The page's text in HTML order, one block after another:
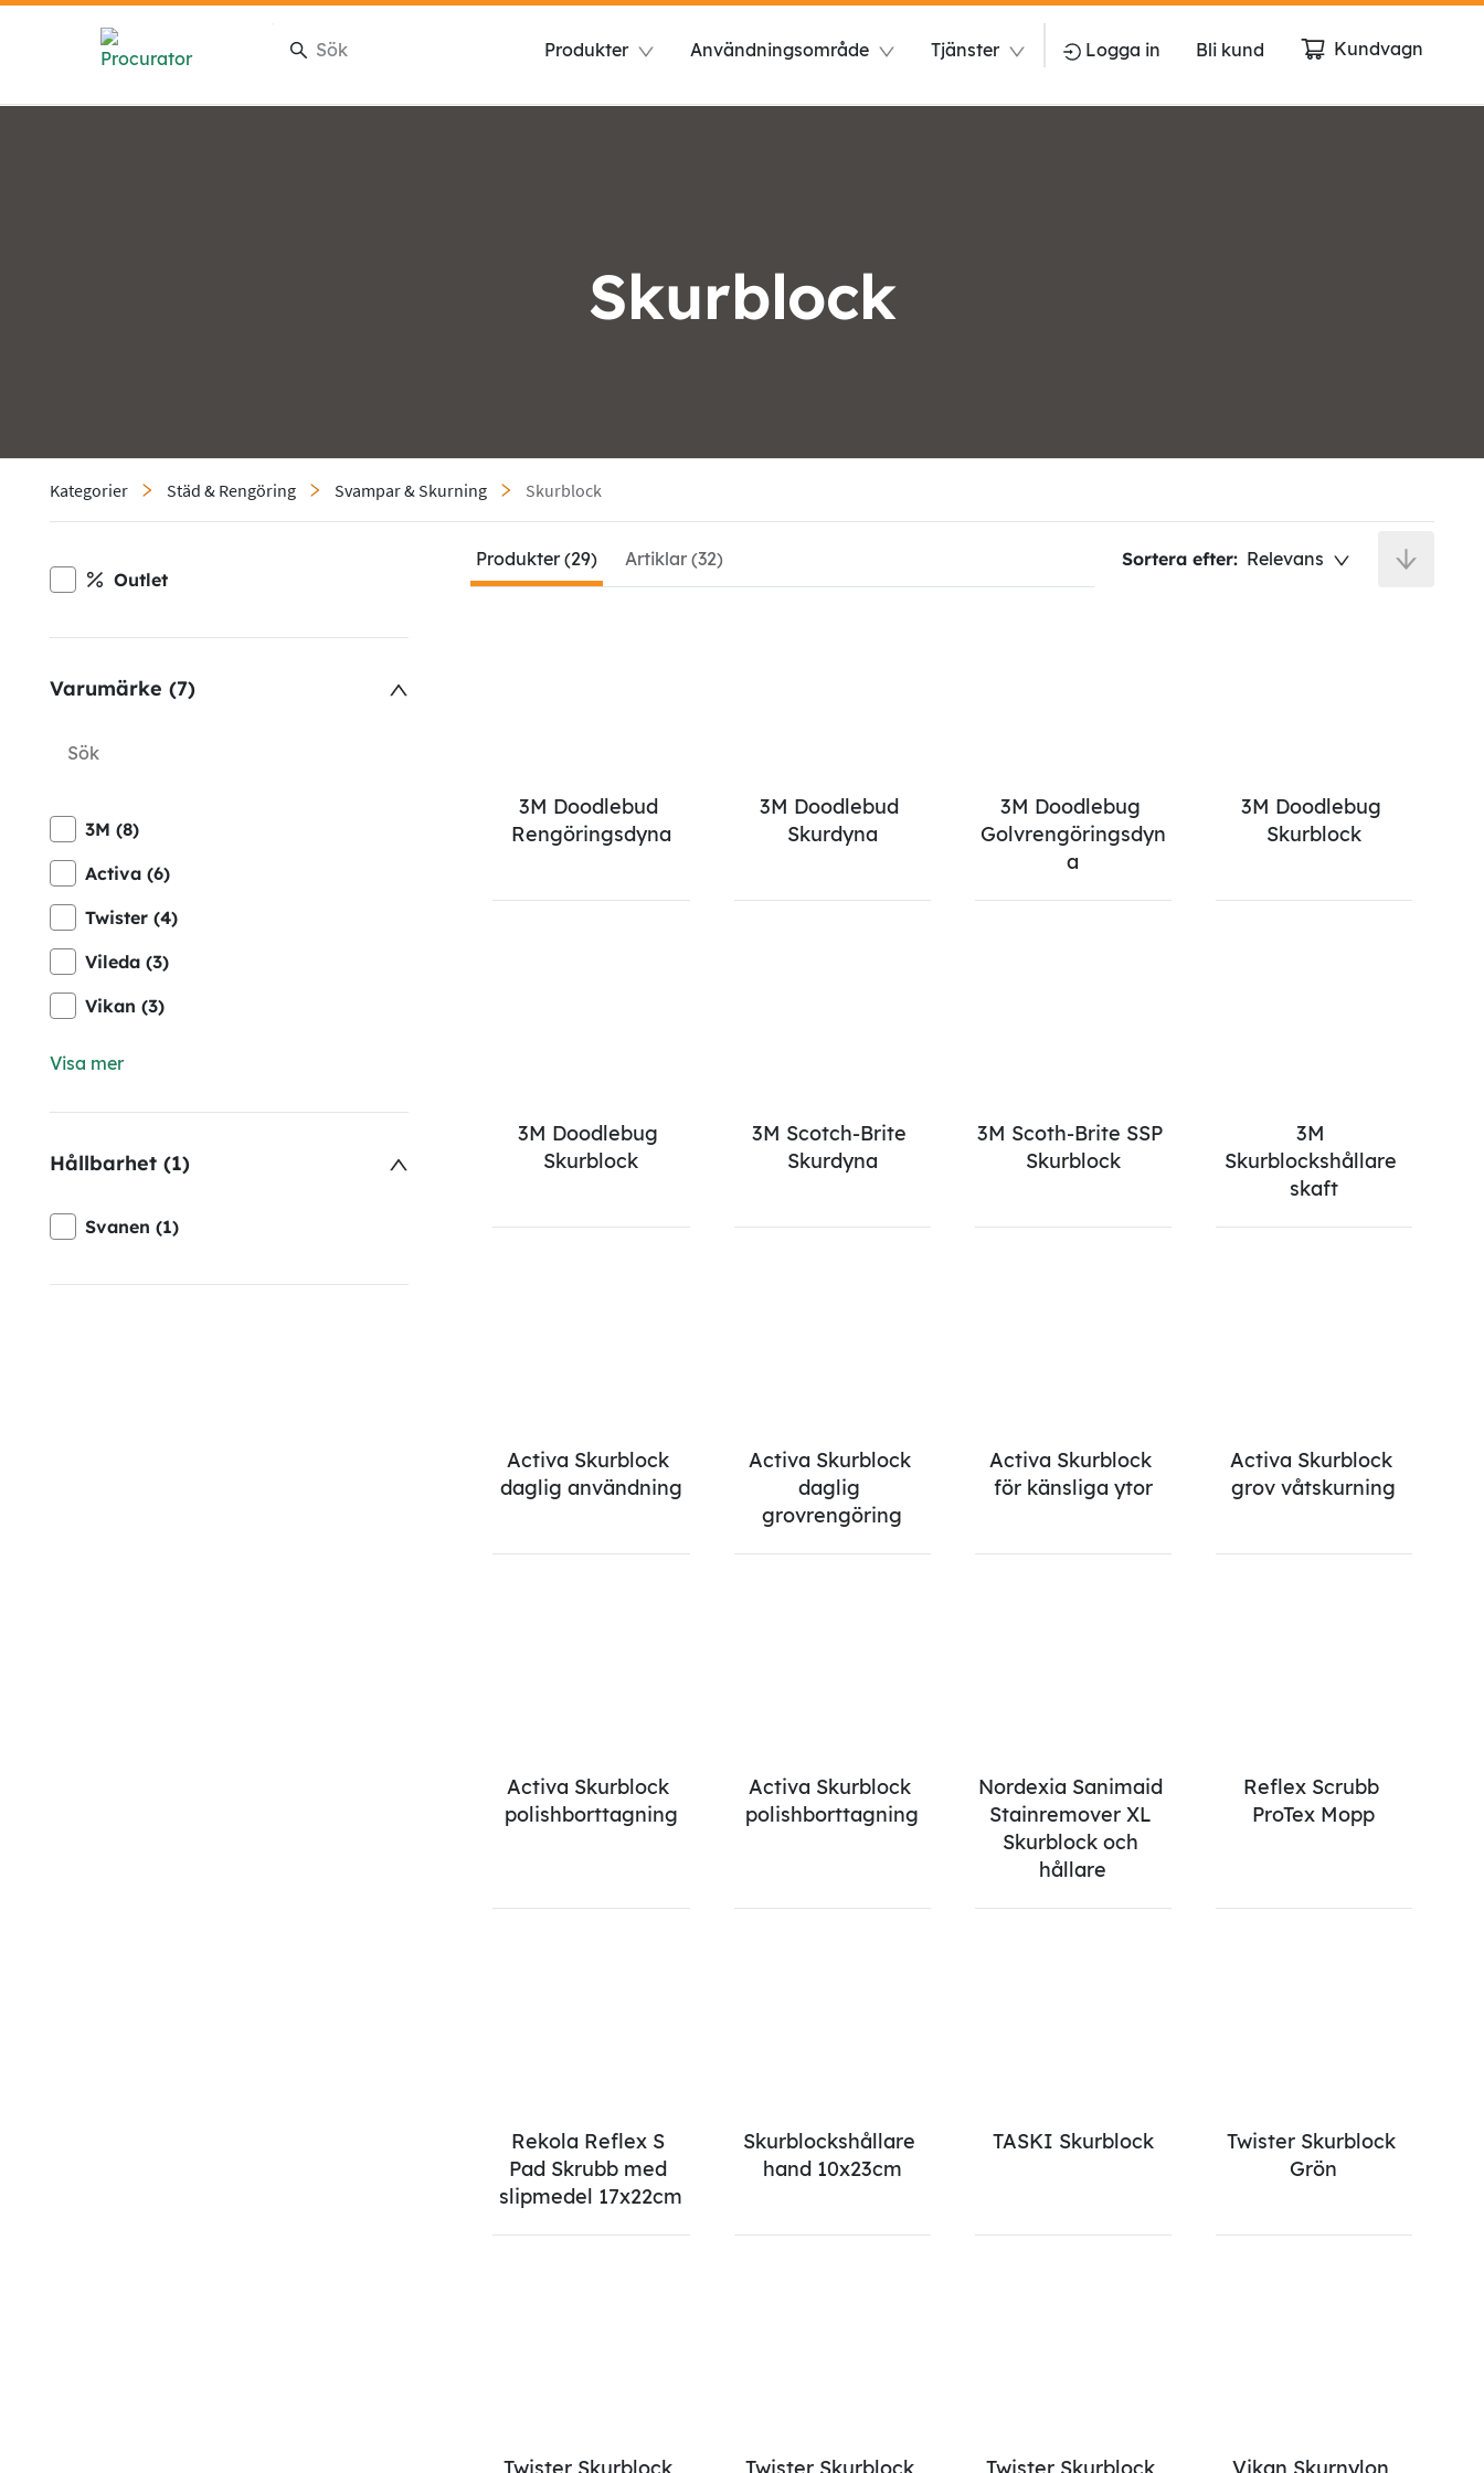
Produkter Användningsområde Tjänster Logga in Bli kund Kundvagn
Skurblock
Kategorier Städ & Rengöring Svampar & Skurning Skurblock
Outlet
Varumärke (7)
3M (8)
Activa (6)
Twister (4)
Vileda (3)
Vikan (3)
Visa mer
Hållbarhet (1)
Svanen (1)
Produkter (29) Artiklar (32) Sortera efter: Relevans
3M Doodlebud
Rengöringsdyna
3M Doodlebud
Skurdyna
3M Doodlebug
Golvrengöringsdyn
a
3M Doodlebug
Skurblock
3M Doodlebug
Skurblock
3M Scotch-Brite
Skurdyna
3M Scoth-Brite SSP
Skurblock
3M
Skurblockshållare
skaft
Activa Skurblock
daglig användning
Activa Skurblock
daglig
grovrengöring
Activa Skurblock
för känsliga ytor
Activa Skurblock
grov våtskurning
Activa Skurblock
polishborttagning
Activa Skurblock
polishborttagning
Nordexia Sanimaid
Stainremover XL
Skurblock och
hållare
Reflex Scrubb
ProTex Mopp
Rekola Reflex S
Pad Skrubb med
slipmedel 17x22cm
Skurblockshållare
hand 10x23cm
TASKI Skurblock
Twister Skurblock
Grön